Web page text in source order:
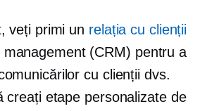
veți primi un relația cu clienții
(CRM) pentru a
cu clienții dvs.
creați etape personalizate de